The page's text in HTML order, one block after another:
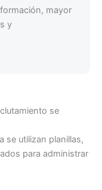
mayor
y
se
se utilizan planillas,
para administrar